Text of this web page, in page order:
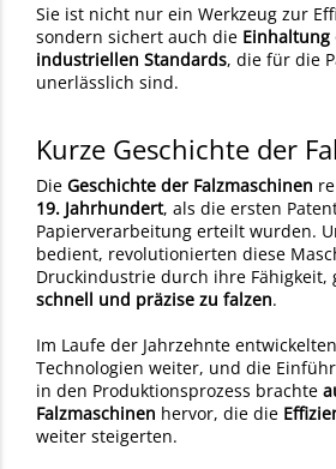
Sie ist nicht nur ein Werkzeug zur
sondern sichert auch die Einhaltung
industriellen Standards, die für die
unerlässlich sind.
Kurze Geschichte der
Die Geschichte der Falzmaschinen
19. Jahrhundert, als die ersten
Papierverarbeitung erteilt wurden.
bedient, revolutionierten diese
Druckindustrie durch ihre Fähigkeit,
schnell und präzise zu falzen.
Im Laufe der Jahrzehnte
Technologien weiter, und die
in den Produktionsprozess brachte
Falzmaschinen hervor, die die
weiter steigerten.